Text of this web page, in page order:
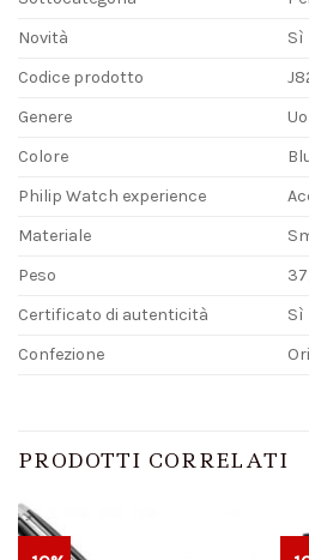
Novità
Sì
Codice prodotto
Genere
Colore
Philip Watch experience
Materiale
Peso
Certificato di autenticità
Sì
Confezione
PRODOTTI CORRELATI